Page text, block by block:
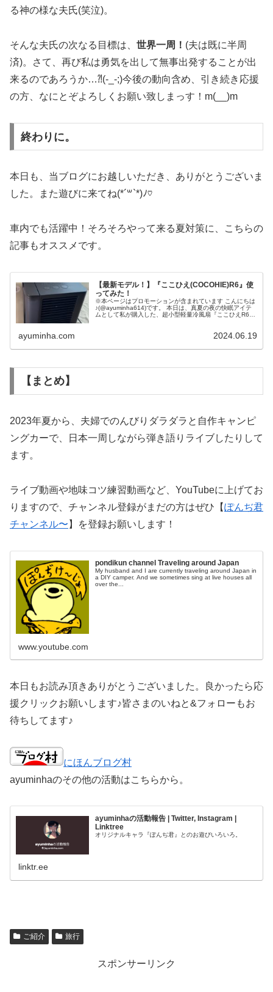
る神の様な夫氏(笑泣)。
そんな夫氏の次なる目標は、 世界一周！ (夫は既に半周
済)。さて、再び私は勇気を出して無事出発することが出
来るのであろうか…⁈(-_-;)今後の動向含め、引き続き応援
の方、なにとぞよろしくお願い致しまっす！m(__)m
終わりに。
本日も、当ブログにお越しいただき、ありがとうございま
した。また遊びに来てね(*´꒳`*)ﾉ♡
車内でも活躍中！そろそろやって来る夏対策に、こちらの
記事もオススメです。
【最新モデル！】『ここひえ(COCOHIE)R6』使
ってみた！
※本ページはプロモーションが含まれています こんにちは
♪(@ayuminha614)です。 本日は、真夏の夜の快眠アイテ
ムとして私が購入した、超小型軽量冷風扇『ここひえR6』
ayuminha.com 2024.06.19
【まとめ】
2023年夏から、夫婦でのんびりダラダラと自作キャンピ
ングカーで、日本一周しながら弾き語りライブしたりして
ます。
ライブ動画や地味コツ練習動画など、YouTubeに上げてお
りますので、チャンネル登録がまだの方はぜひ【ぽんぢ君
チャンネル〜 】を登録お願いします！
pondikun channel Traveling around Japan
My husband and I are currently traveling around Japan in
a DIY camper. And we sometimes sing at live houses all
over the...
www.youtube.com
本日もお読み頂きありがとうございました。良かったら応
援クリックお願いします♪皆さまのいねと&フォローもお
待ちしてます♪
にほんブログ村
ayuminhaのその他の活動はこちらから。
ayuminhaの活動報告 | Twitter, Instagram |
Linktree
オリジナルキャラ『ぽんぢ君』とのお遊びいろいろ。
linktr.ee
ご紹介 旅行
スポンサーリンク